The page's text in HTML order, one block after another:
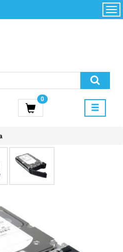
0
Početna
korišćenja i
PoweredByAsus